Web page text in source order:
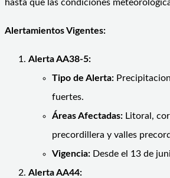
hasta que las condiciones
Alertamientos Vigentes:
Alerta AA38-5:
Tipo de Alerta:
fuertes.
Áreas Afectadas: Litoral,
precordillera y valles
Vigencia: Desde el 13 de
Alerta AA44: